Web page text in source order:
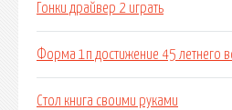
Гонки драйвер 2 играть
Форма 1п достижение 45 летнего
Стол книга своими руками